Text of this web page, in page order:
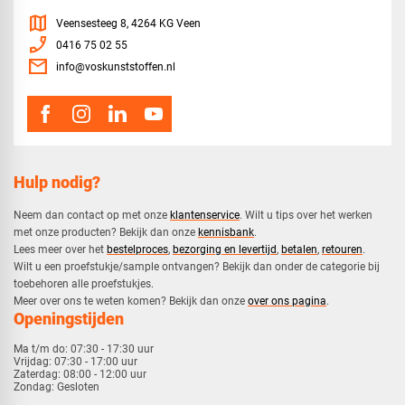
Hulp nodig?
Neem dan contact op met onze klantenservice. Wilt u tips over het werken
met onze producten? Bekijk dan onze kennisbank.
​Lees meer over het bestelproces, bezorging en levertijd, betalen, retouren.​
​Wilt u een proefstukje/sample ontvangen? Bekijk dan onder de categorie bij
toebehoren alle proefstukjes.
​​Meer over ons te weten komen? Bekijk dan onze over ons pagina.
Openingstijden
Ma t/m do: 07:30 - 17:30 uur
Vrijdag: 07:30 - 17:00 uur
Zaterdag: 08:00 - 12:00 uur
Zondag: Gesloten
map Veensesteeg 8, 4264 KG Veen
phone_enabled 0416 75 02 55
mail info@voskunststoffen.nl